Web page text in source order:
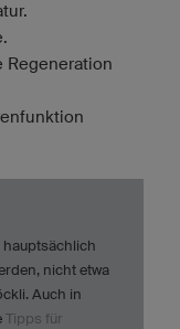
Regeneration
hauptsächlich
nicht etwa
Auch in
Tipps für